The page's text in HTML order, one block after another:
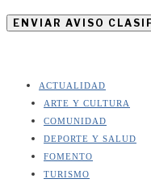
ENVIAR AVISO
ACTUALIDAD
ARTE Y CULTURA
COMUNIDAD
DEPORTE Y SALUD
FOMENTO
TURISMO